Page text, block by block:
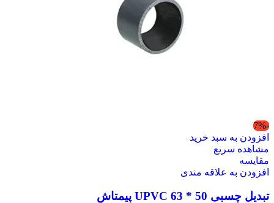
-7%
افزودن به سبد خرید
مشاهده سریع
مقایسه
افزودن به علاقه مندی
تبدیل چسبی 50 * 63 UPVC پیمتاش